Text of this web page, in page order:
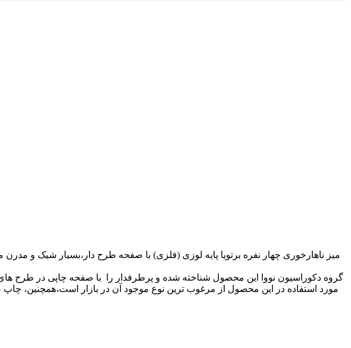
میز ناهارخوری چهار نفره برتویا پایه لوزی (فلزی) با صفحه طرح دار،بسیار شیک و
مورد استفاده در این محصول از مرغوب ترین نوع موجود آن در بازار است،همچنین،